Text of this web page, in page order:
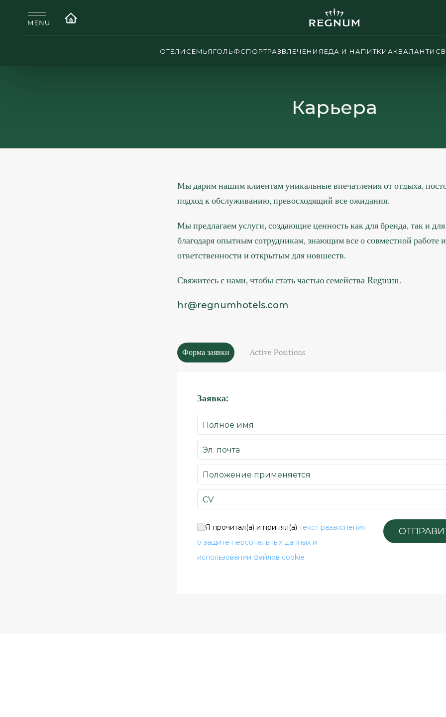
ОТЕЛИ СЕМЬЯ ГОЛЬФСПОРТРАЗВЛЕЧЕНИЯ ЕДА И НАПИТКИАКВАЛАНТИС
Карьера
Мы дарим нашим клиентам уникальные впечатления от отдыха,
подход к обслуживанию, превосходящий все ожидания.
Мы предлагаем услуги, создающие ценность как для бренда, так и
благодаря опытным сотрудникам, знающим все о совместной работе и
ответственности и открытым для новшеств.
Свяжитесь с нами, чтобы стать частью семейства Regnum.
hr@regnumhotels.com
Форма заявки Active Positions
Заявка:
CV
Я прочитал(а) и принял(а) текст разъяснения
о защите персональных данных и
использовании файлов cookie